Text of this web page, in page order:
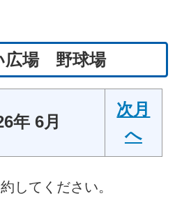
広場 野球場
年 6月
次月
へ
してください。